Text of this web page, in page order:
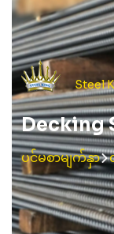
Steel
Decking
ပင်မစာမျက်နှာ